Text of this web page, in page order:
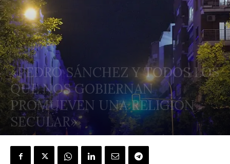
Entrevista
«PEDRO SÁNCHEZ Y TODOS LOS
QUE NOS GOBIERNAN
PROMUEVEN UNA RELIGIÓN
SECULAR»
POR ÁLVARO PEÑAS - 10 enero, 2024